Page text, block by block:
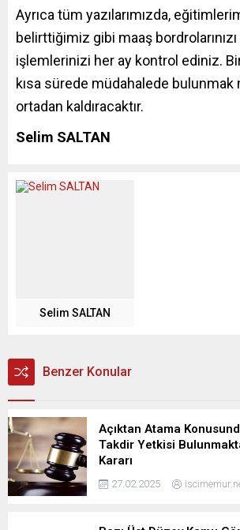
Ayrıca tüm yazılarımızda,
belirttiğimiz gibi maaş
işlemlerinizi her ay kontrol ediniz. Bir
kısa sürede müdahalede bulunmak
ortadan kaldıracaktır.
Selim SALTAN
Selim SALTAN
Benzer Konular
Açıktan Atama
Takdir Yetkisi
Kararı
27.02.2025